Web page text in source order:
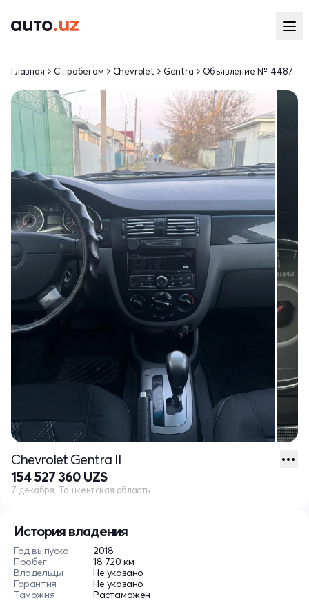
История владения
Год выпуска
2018
Пробег
18 720 км
Владельцы
Не указано
Гарантия
Не указано
Таможня
Растаможен
Главная С пробегом Chevrolet Gentra Объявление № 4487
Chevrolet Gentra II
154 527 360 UZS
7 декабря, Ташкентская область